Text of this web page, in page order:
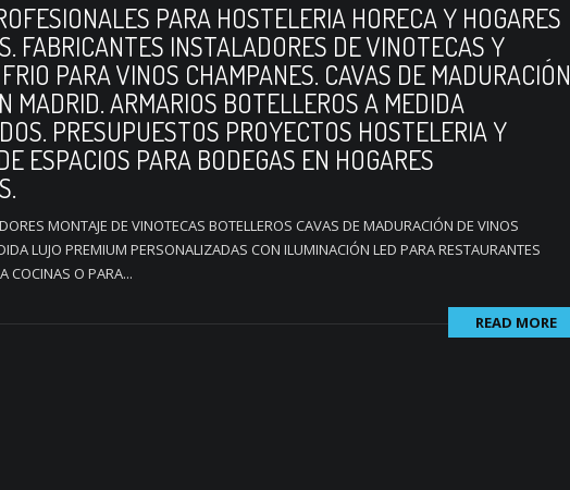
PARA HOSTELERIA HORECA Y HOGARES
FABRICANTES INSTALADORES DE VINOTECAS Y
PARA VINOS CHAMPANES. CAVAS DE MADURACIÓN
MADRID. ARMARIOS BOTELLEROS A MEDIDA
PRESUPUESTOS PROYECTOS HOSTELERIA Y
ESPACIOS PARA BODEGAS EN HOGARES
MONTAJE DE VINOTECAS BOTELLEROS CAVAS DE MADURACIÓN DE VINOS
LUJO PREMIUM PERSONALIZADAS CON ILUMINACIÓN LED PARA RESTAURANTES
COCINAS O PARA...
READ MORE